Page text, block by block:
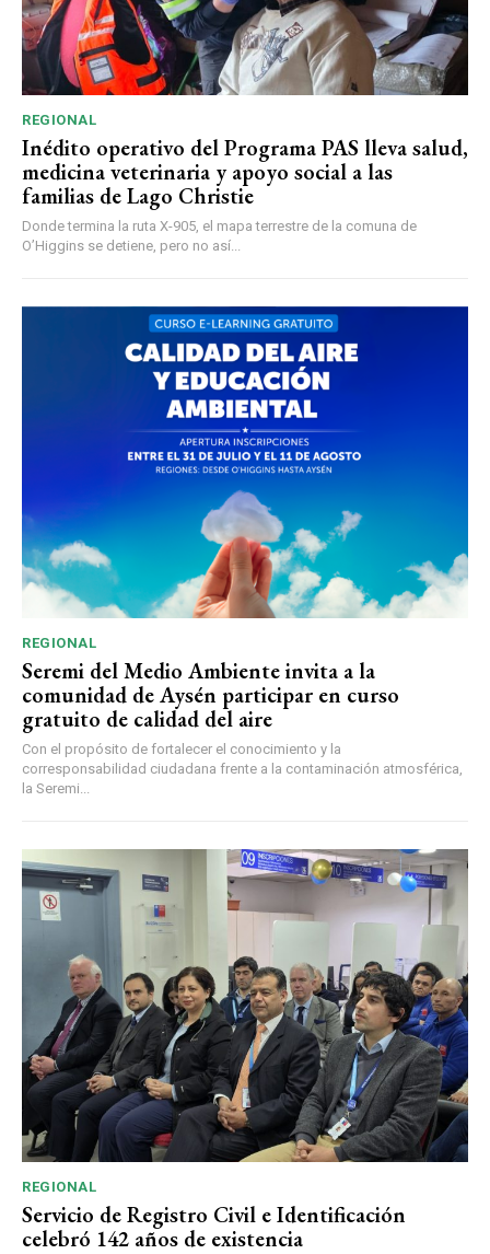
REGIONAL
Inédito operativo del Programa PAS lleva salud,
medicina veterinaria y apoyo social a las
familias de Lago Christie
Donde termina la ruta X-905, el mapa terrestre de la comuna de
O’Higgins se detiene, pero no así...
REGIONAL
Seremi del Medio Ambiente invita a la
comunidad de Aysén participar en curso
gratuito de calidad del aire
Con el propósito de fortalecer el conocimiento y la
corresponsabilidad ciudadana frente a la contaminación atmosférica,
la Seremi...
REGIONAL
Servicio de Registro Civil e Identificación
celebró 142 años de existencia